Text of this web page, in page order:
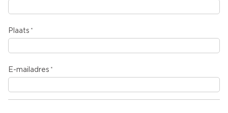
Plaats
E-mailadres